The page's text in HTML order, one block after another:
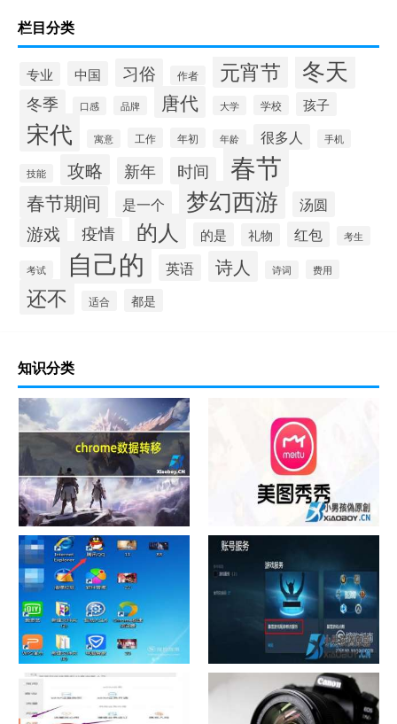
栏目分类
专业 中国 习俗 作者 元宵节 冬天
冬季 口感 品牌 唐代 大学 学校 孩子
宋代 寓意 工作 年初 年龄 很多人 手机
技能 攻略 新年 时间 春节
春节期间 是一个 梦幻西游 汤圆
游戏 疫情 的人 的是 礼物 红包 考生
考试 自己的 英语 诗人 诗词 费用
还不 适合 都是
知识分类
chrome数据转移 怎样给照片换背景
如何看认识QQ好友具体多少天
了
战网怎么修改昵称？